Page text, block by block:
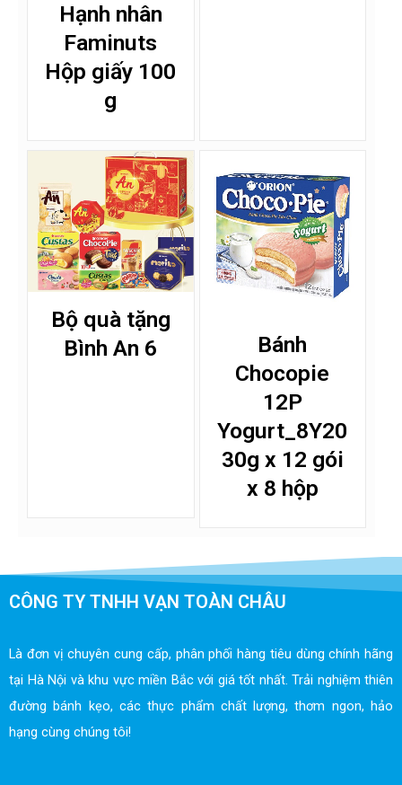
Hạnh nhân
Faminuts
Hộp giấy 100
g
Bộ quà tặng
Bình An 6
Bánh
Chocopie
12P
Yogurt_8Y20
30g x 12 gói
x 8 hộp
CÔNG TY TNHH VẠN TOÀN CHÂU
Là đơn vị chuyên cung cấp, phân phối hàng tiêu dùng chính hãng
tại Hà Nội và khu vực miền Bắc với giá tốt nhất. Trải nghiệm thiên
đường bánh kẹo, các thực phẩm chất lượng, thơm ngon, hảo
hạng cùng chúng tôi!